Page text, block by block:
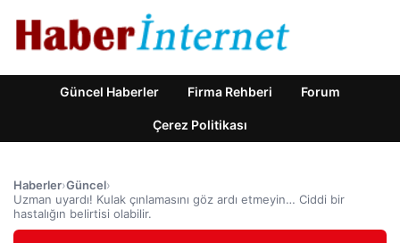
Güncel Haberler Firma Rehberi Forum
Çerez Politikası
Haberler›Güncel›
Uzman uyardı! Kulak çınlamasını göz ardı etmeyin… Ciddi bir
hastalığın belirtisi olabilir.